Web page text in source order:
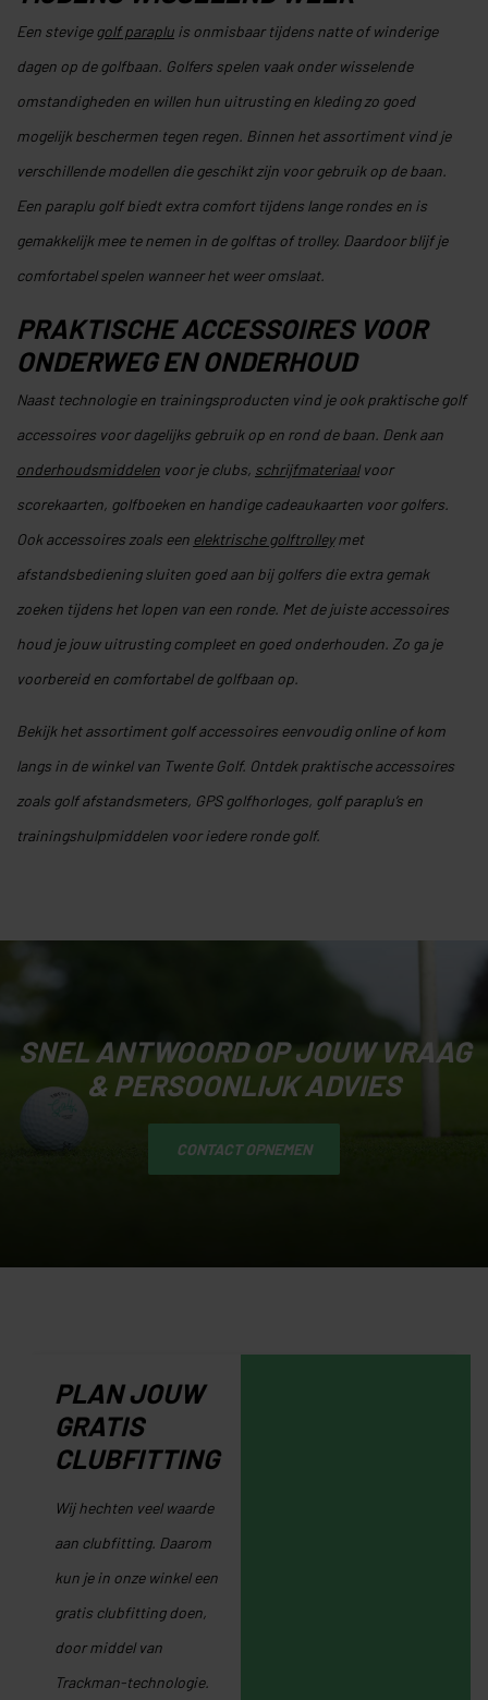
Een stevigegolf paraplu is onmisbaar tijdens natte of winderige
dagen op de golfbaan. Golfers spelen vaak onder wisselende
omstandigheden en willen hun uitrusting en kleding zo goed
mogelijk beschermen tegen regen. Binnen het assortiment vind je
verschillende modellen die geschikt zijn voor gebruik op de baan.
Een paraplu golf biedt extra comfort tijdens lange rondes en is
gemakkelijk mee te nemen in de golftas of trolley. Daardoor blijf je
comfortabel spelen wanneer het weer omslaat.
PRAKTISCHE ACCESSOIRES VOOR
ONDERWEG EN ONDERHOUD
Naast technologie en trainingsproducten vind je ook praktische golf
accessoires voor dagelijks gebruik op en rond de baan. Denk aan
onderhoudsmiddelen voor je clubs, schrijfmateriaalvoor
scorekaarten, golfboeken en handige cadeaukaarten voor golfers.
Ook accessoires zoals een elektrische golftrolleymet
afstandsbediening sluiten goed aan bij golfers die extra gemak
zoeken tijdens het lopen van een ronde. Met de juiste accessoires
houd je jouw uitrusting compleet en goed onderhouden. Zo ga je
voorbereid en comfortabel de golfbaan op.
Bekijk het assortiment golf accessoires eenvoudig online of kom
langs in de winkel van Twente Golf. Ontdek praktische accessoires
zoals golf afstandsmeters, GPS golfhorloges, golf paraplu’s en
trainingshulpmiddelen voor iedere ronde golf.
SNEL ANTWOORD OP JOUW VRAAG
& PERSOONLIJK ADVIES
CONTACT OPNEMEN
PLAN JOUW
GRATIS
CLUBFITTING
Wij hechten veel waarde
aan clubfitting. Daarom
kun je in onze winkel een
gratis clubfitting doen,
door middel van
Trackman-technologie.